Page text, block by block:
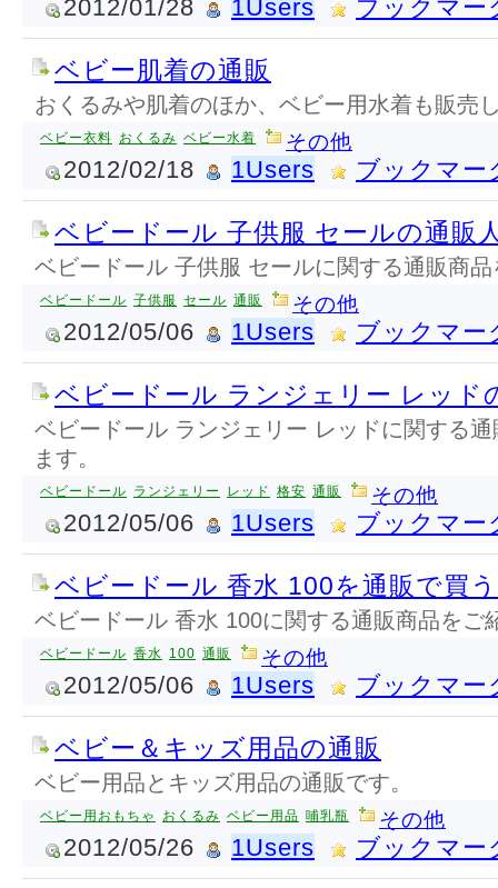
2012/01/28 1Users ブックマー
ベビー肌着の通販
おくるみや肌着のほか、ベビー用水着も販売
ベビー衣料 おくるみ ベビー水着 その他
2012/02/18 1Users ブックマー
ベビードール 子供服 セールの通販
ベビードール 子供服 セールに関する通販商
ベビードール 子供服 セール 通販 その他
2012/05/06 1Users ブックマー
ベビードール ランジェリー レッド
ベビードール ランジェリー レッドに関する
ます。
ベビードール ランジェリー レッド 格安 通販 その他
2012/05/06 1Users ブックマー
ベビードール 香水 100を通販で買
ベビードール 香水 100に関する通販商品をご
ベビードール 香水 100 通販 その他
2012/05/06 1Users ブックマー
ベビー＆キッズ用品の通販
ベビー用品とキッズ用品の通販です。
ベビー用おもちゃ おくるみ ベビー用品 哺乳瓶 その他
2012/05/26 1Users ブックマー